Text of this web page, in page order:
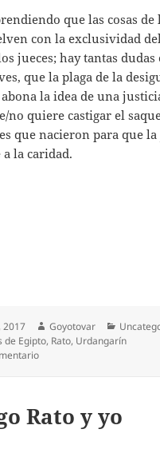
que las cosas de
con la exclusividad
jueces; hay tantas
que la plaga de la
la idea de una
no quiere castigar el
que nacieron para que la
la caridad.
2017 Autor
Goyotovar
de Egipto, Rato, Urdangarín
en El barro
Rato y yo